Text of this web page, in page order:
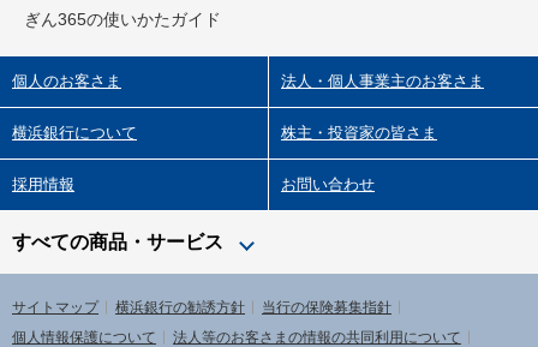
ぎん365の使いかたガイド
個人のお客さま 法人・個人事業主のお客さま
横浜銀行について 株主・投資家の皆さま
採用情報 お問い合わせ
すべての商品・サービス
サイトマップ 横浜銀行の勧誘方針
当行の保険募集指針
個人情報保護について
法人等のお客さまの情報の共同利用について